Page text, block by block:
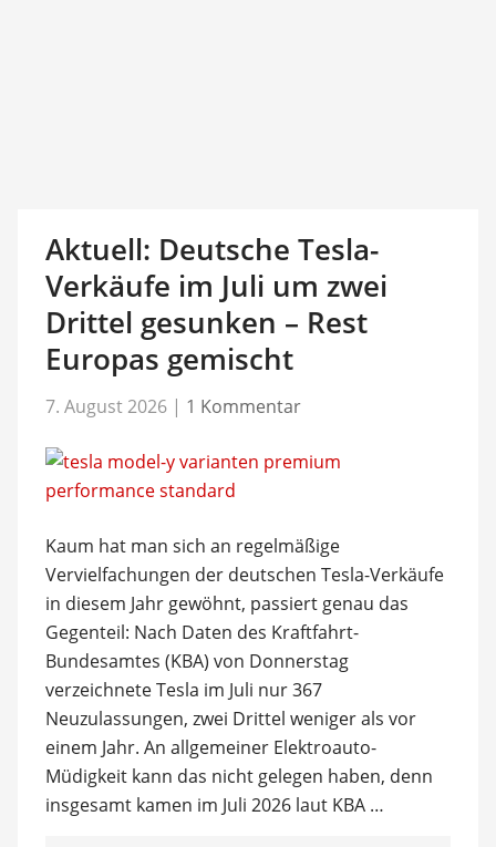
Aktuell: Deutsche Tesla-
Verkäufe im Juli um zwei
Drittel gesunken – Rest
Europas gemischt
7. August 2026 | 1 Kommentar
Kaum hat man sich an regelmäßige
Vervielfachungen der deutschen Tesla-Verkäufe
in diesem Jahr gewöhnt, passiert genau das
Gegenteil: Nach Daten des Kraftfahrt-
Bundesamtes (KBA) von Donnerstag
verzeichnete Tesla im Juli nur 367
Neuzulassungen, zwei Drittel weniger als vor
einem Jahr. An allgemeiner Elektroauto-
Müdigkeit kann das nicht gelegen haben, denn
insgesamt kamen im Juli 2026 laut KBA …